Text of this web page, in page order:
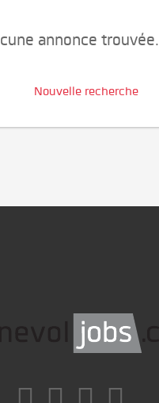
annonce trouvée.
Nouvelle recherche